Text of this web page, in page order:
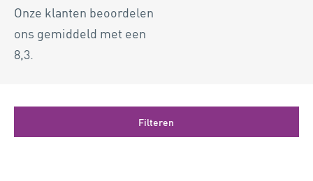
Onze klanten beoordelen
ons gemiddeld met een
8,3.
Filteren